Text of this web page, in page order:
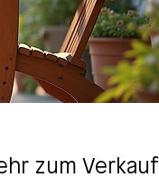
zum Verkauf